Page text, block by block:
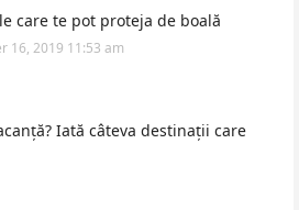
care te pot proteja de boală
16, 2019 11:53 am
Iată câteva destinații care